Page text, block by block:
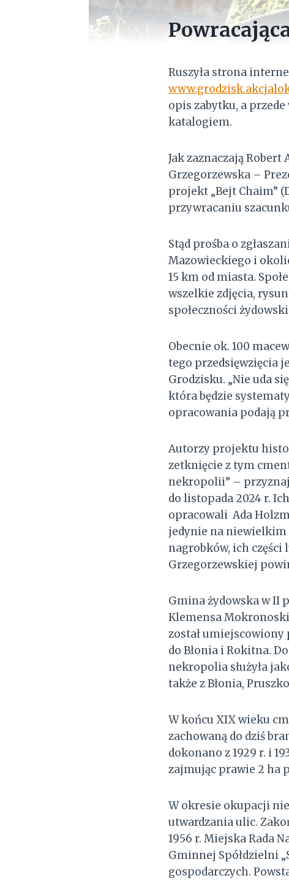
Ruszyła strona
opis zabytku, a
katalogiem.
Jak zaznaczają
Grzegorzewska –
projekt „Bejt Chaim”
przywracaniu
Stąd prośba o
Mazowieckiego i
15 km od miasta.
wszelkie zdjęcia,
społeczności
Obecnie ok. 100
tego przedsięwzięcia
Grodzisku. „Nie uda
która będzie
opracowania podają
Autorzy projektu
zetknięcie z tym
nekropolii” –
do listopada 2024 r.
opracowali Ada
jedynie na niewielkim
nagrobków, ich części
Grzegorzewskiej
Gmina żydowska w II
Klemensa
został
do Błonia i Rokitna.
nekropolia służyła
także z Błonia,
W końcu XIX wieku
zachowaną do dziś
dokonano z 1929 r. i
zajmując prawie 2 ha
W okresie okupacji
utwardzania ulic.
1956 r. Miejska Rada
Gminnej Spółdzielni
gospodarczych.